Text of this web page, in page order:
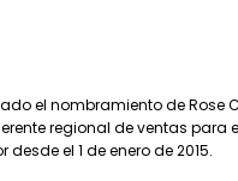
el nombramiento de Rose
regional de ventas para
desde el 1 de enero de 2015.